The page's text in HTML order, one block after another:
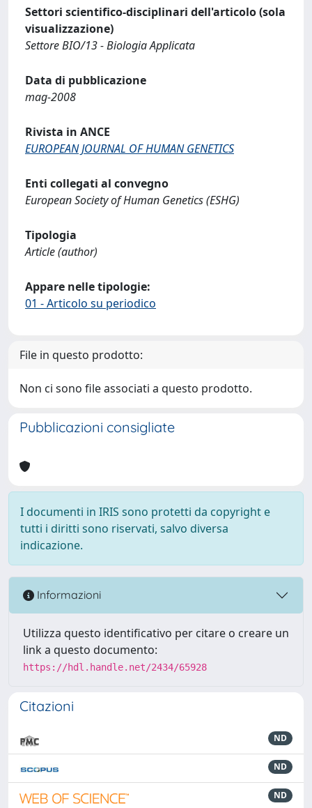
Settori scientifico-disciplinari dell'articolo (sola
visualizzazione)
Settore BIO/13 - Biologia Applicata
Data di pubblicazione
mag-2008
Rivista in ANCE
EUROPEAN JOURNAL OF HUMAN GENETICS
Enti collegati al convegno
European Society of Human Genetics (ESHG)
Tipologia
Article (author)
Appare nelle tipologie:
01 - Articolo su periodico
File in questo prodotto:
Non ci sono file associati a questo prodotto.
Pubblicazioni consigliate
I documenti in IRIS sono protetti da copyright e
tutti i diritti sono riservati, salvo diversa
indicazione.
Informazioni
Utilizza questo identificativo per citare o creare un
link a questo documento:
https://hdl.handle.net/2434/65928
Citazioni
ND
ND
ND